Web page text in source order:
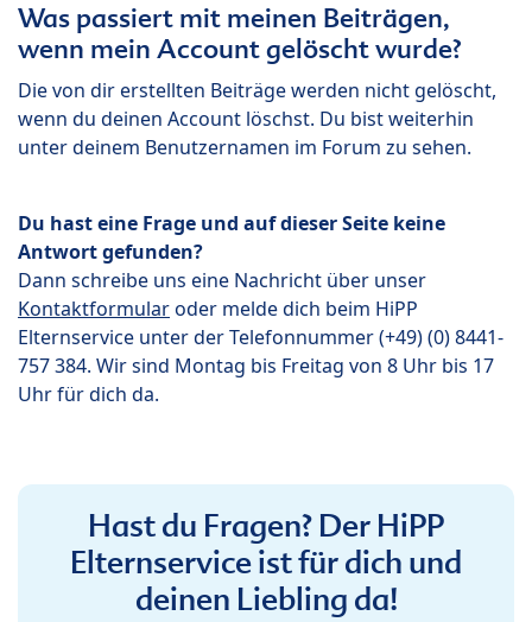
Was passiert mit meinen Beiträgen,
wenn mein Account gelöscht wurde?
Die von dir erstellten Beiträge werden nicht gelöscht,
wenn du deinen Account löschst. Du bist weiterhin
unter deinem Benutzernamen im Forum zu sehen.
Du hast eine Frage und auf dieser Seite keine
Antwort gefunden?
Dann schreibe uns eine Nachricht über unser
Kontaktformularoder melde dich beim HiPP
Elternservice unter der Telefonnummer (+49) (0) 8441-
757 384. Wir sind Montag bis Freitag von 8 Uhr bis 17
Uhr für dich da.
Hast du Fragen? Der HiPP
Elternservice ist für dich und
deinen Liebling da!